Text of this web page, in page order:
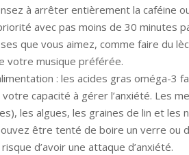
à arrêter entièrement la caféine
avec pas moins de 30 minutes
que vous aimez, comme faire du
votre musique préférée.
: les acides gras oméga-3
capacité à gérer l’anxiété. Les
les algues, les graines de lin et les
être tenté de boire un verre ou
d’avoir une attaque d’anxiété.